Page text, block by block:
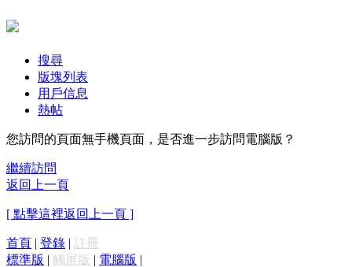
搜尋
版塊列表
用戶信息
熱帖
您訪問的頁面無手機頁面，是否進一步訪問電腦版？
繼續訪問
返回上一頁
[ 點擊這裡返回上一頁 ]
首頁 | 登錄 | 註冊
標準版 | 觸屏版 | 電腦版 |